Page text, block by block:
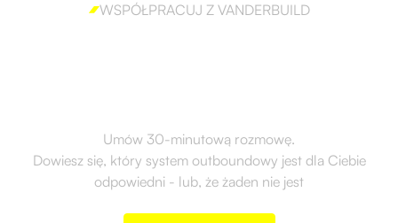
WSPÓŁPRACUJ Z VANDERBUILD
Umów 30-minutową rozmowę.
Dowiesz się, który system outboundowy jest dla Ciebie
odpowiedni - lub, że żaden nie jest